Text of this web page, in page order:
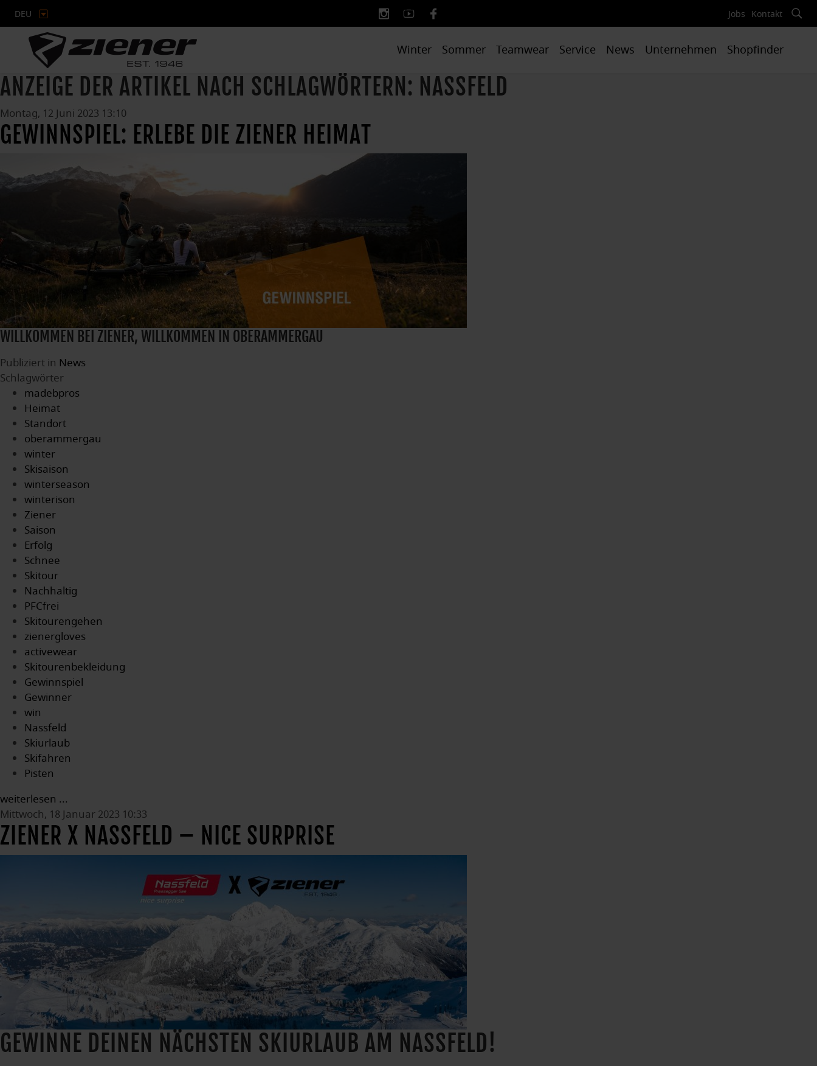
DEU Jobs Kontakt
Winter Sommer Teamwear Service News Unternehmen Shopfinder
ANZEIGE DER ARTIKEL NACH SCHLAGWÖRTERN: NASSFELD
Montag, 12 Juni 2023 13:10
GEWINNSPIEL: ERLEBE DIE ZIENER HEIMAT
WILLKOMMEN BEI ZIENER, WILLKOMMEN IN OBERAMMERGAU
Publiziert in News
Schlagwörter
madebpros
Heimat
Standort
oberammergau
winter
Skisaison
winterseason
winterison
Ziener
Saison
Erfolg
Schnee
Skitour
Nachhaltig
PFCfrei
Skitourengehen
zienergloves
activewear
Skitourenbekleidung
Gewinnspiel
Gewinner
win
Nassfeld
Skiurlaub
Skifahren
Pisten
weiterlesen ...
Mittwoch, 18 Januar 2023 10:33
ZIENER X NASSFELD – NICE SURPRISE
GEWINNE DEINEN NÄCHSTEN SKIURLAUB AM NASSFELD!